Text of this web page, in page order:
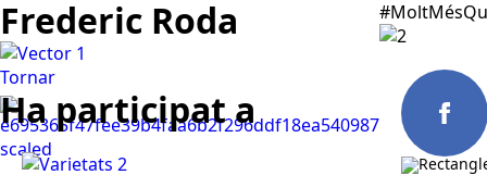
Frederic Roda
Tornar
Ha participat a